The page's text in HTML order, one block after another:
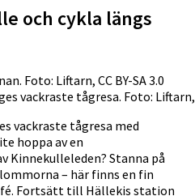
och cykla längs
vackraste tågresa. Foto: Liftarn,
vackraste tågresa med
hoppa av en
Kinnekulleleden? Stanna på
– här finns en fin
Fortsätt till Hällekis station